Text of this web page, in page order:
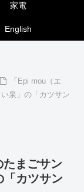
家電
English
「Epi mou（エ
泉」の「カツサン
たまごサン
「カツサン